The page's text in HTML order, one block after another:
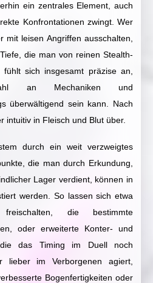
ein zentrales Element, auch
Konfrontationen zwingt. Wer
mit leisen Angriffen ausschalten,
die man von reinen Stealth-
sich insgesamt präzise an,
an Mechaniken und
überwältigend sein kann. Nach
intuitiv in Fleisch und Blut über.
durch ein weit verzweigtes
die man durch Erkundung,
Lager verdient, können in
werden. So lassen sich etwa
freischalten, die bestimmte
oder erweiterte Konter- und
die das Timing im Duell noch
lieber im Verborgenen agiert,
Bogenfertigkeiten oder